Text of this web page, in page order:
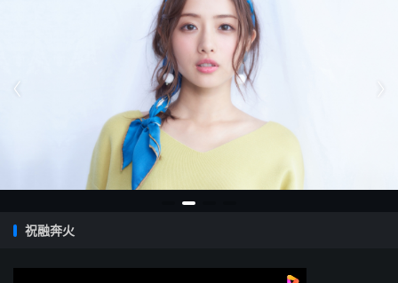

祝融奔火